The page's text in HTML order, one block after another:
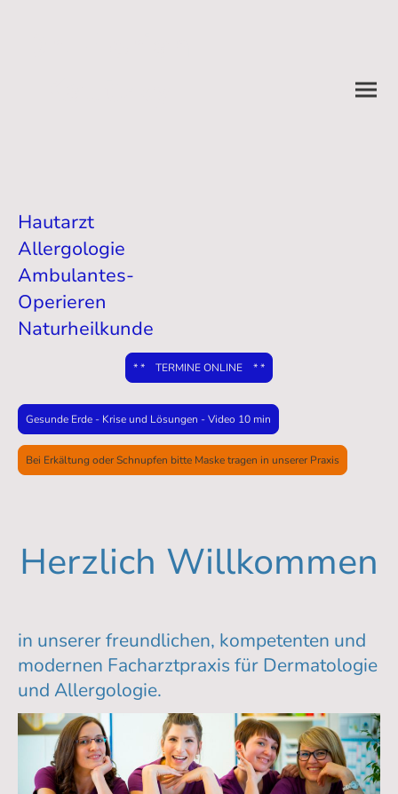
Hautarzt
Allergologie
Ambulantes-
Operieren
Naturheilkunde
* * TERMINE ONLINE * *
Gesunde Erde - Krise und Lösungen - Video 10 min
Bei Erkältung oder Schnupfen bitte Maske tragen in unserer Praxis
Herzlich Willkommen
in unserer freundlichen, kompetenten und
modernen Facharztpraxis für Dermatologie
und Allergologie.